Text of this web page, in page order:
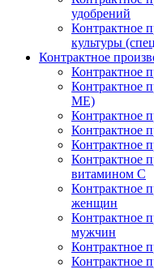
удобрений
Контрактное
культуры
Контрактное
Контрактное
Контрактное
МЕ)
Контрактное
Контрактное
Контрактное
Контрактное
витамином С
Контрактное
женщин
Контрактное
мужчин
Контрактное
Контрактное